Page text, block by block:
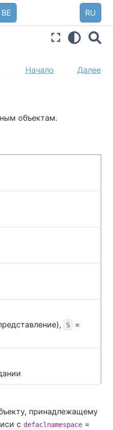
BE RU
Начало Далее
объектам.
S
=
принадлежащему
с defaclnamespace =